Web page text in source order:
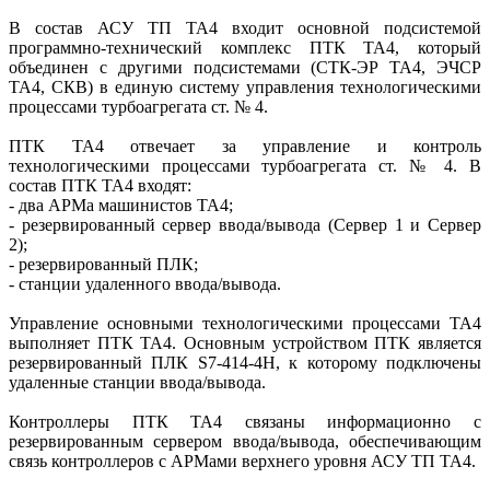
В состав АСУ ТП ТА4 входит основной подсистемой
программно-технический комплекс ПТК ТА4, который
объединен с другими подсистемами (СТК-ЭР ТА4, ЭЧСР
ТА4, СКВ) в единую систему управления технологическими
процессами турбоагрегата ст. № 4.
ПТК ТА4 отвечает за управление и контроль
технологическими процессами турбоагрегата ст. № 4. В
состав ПТК ТА4 входят:
- два АРМа машинистов ТА4;
- резервированный сервер ввода/вывода (Сервер 1 и Сервер
2);
- резервированный ПЛК;
- станции удаленного ввода/вывода.
Управление основными технологическими процессами ТА4
выполняет ПТК ТА4. Основным устройством ПТК является
резервированный ПЛК S7-414-4H, к которому подключены
удаленные станции ввода/вывода.
Контроллеры ПТК ТА4 связаны информационно с
резервированным сервером ввода/вывода, обеспечивающим
связь контроллеров с АРМами верхнего уровня АСУ ТП ТА4.